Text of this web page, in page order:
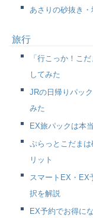
あさりの砂抜き
旅行
「行こっか！こ
してみた
JRの日帰りパッ
みた
EX旅パックは本
ぷらっとこだま
リット
スマートEX・EX
択を解説
EX予約でお得に